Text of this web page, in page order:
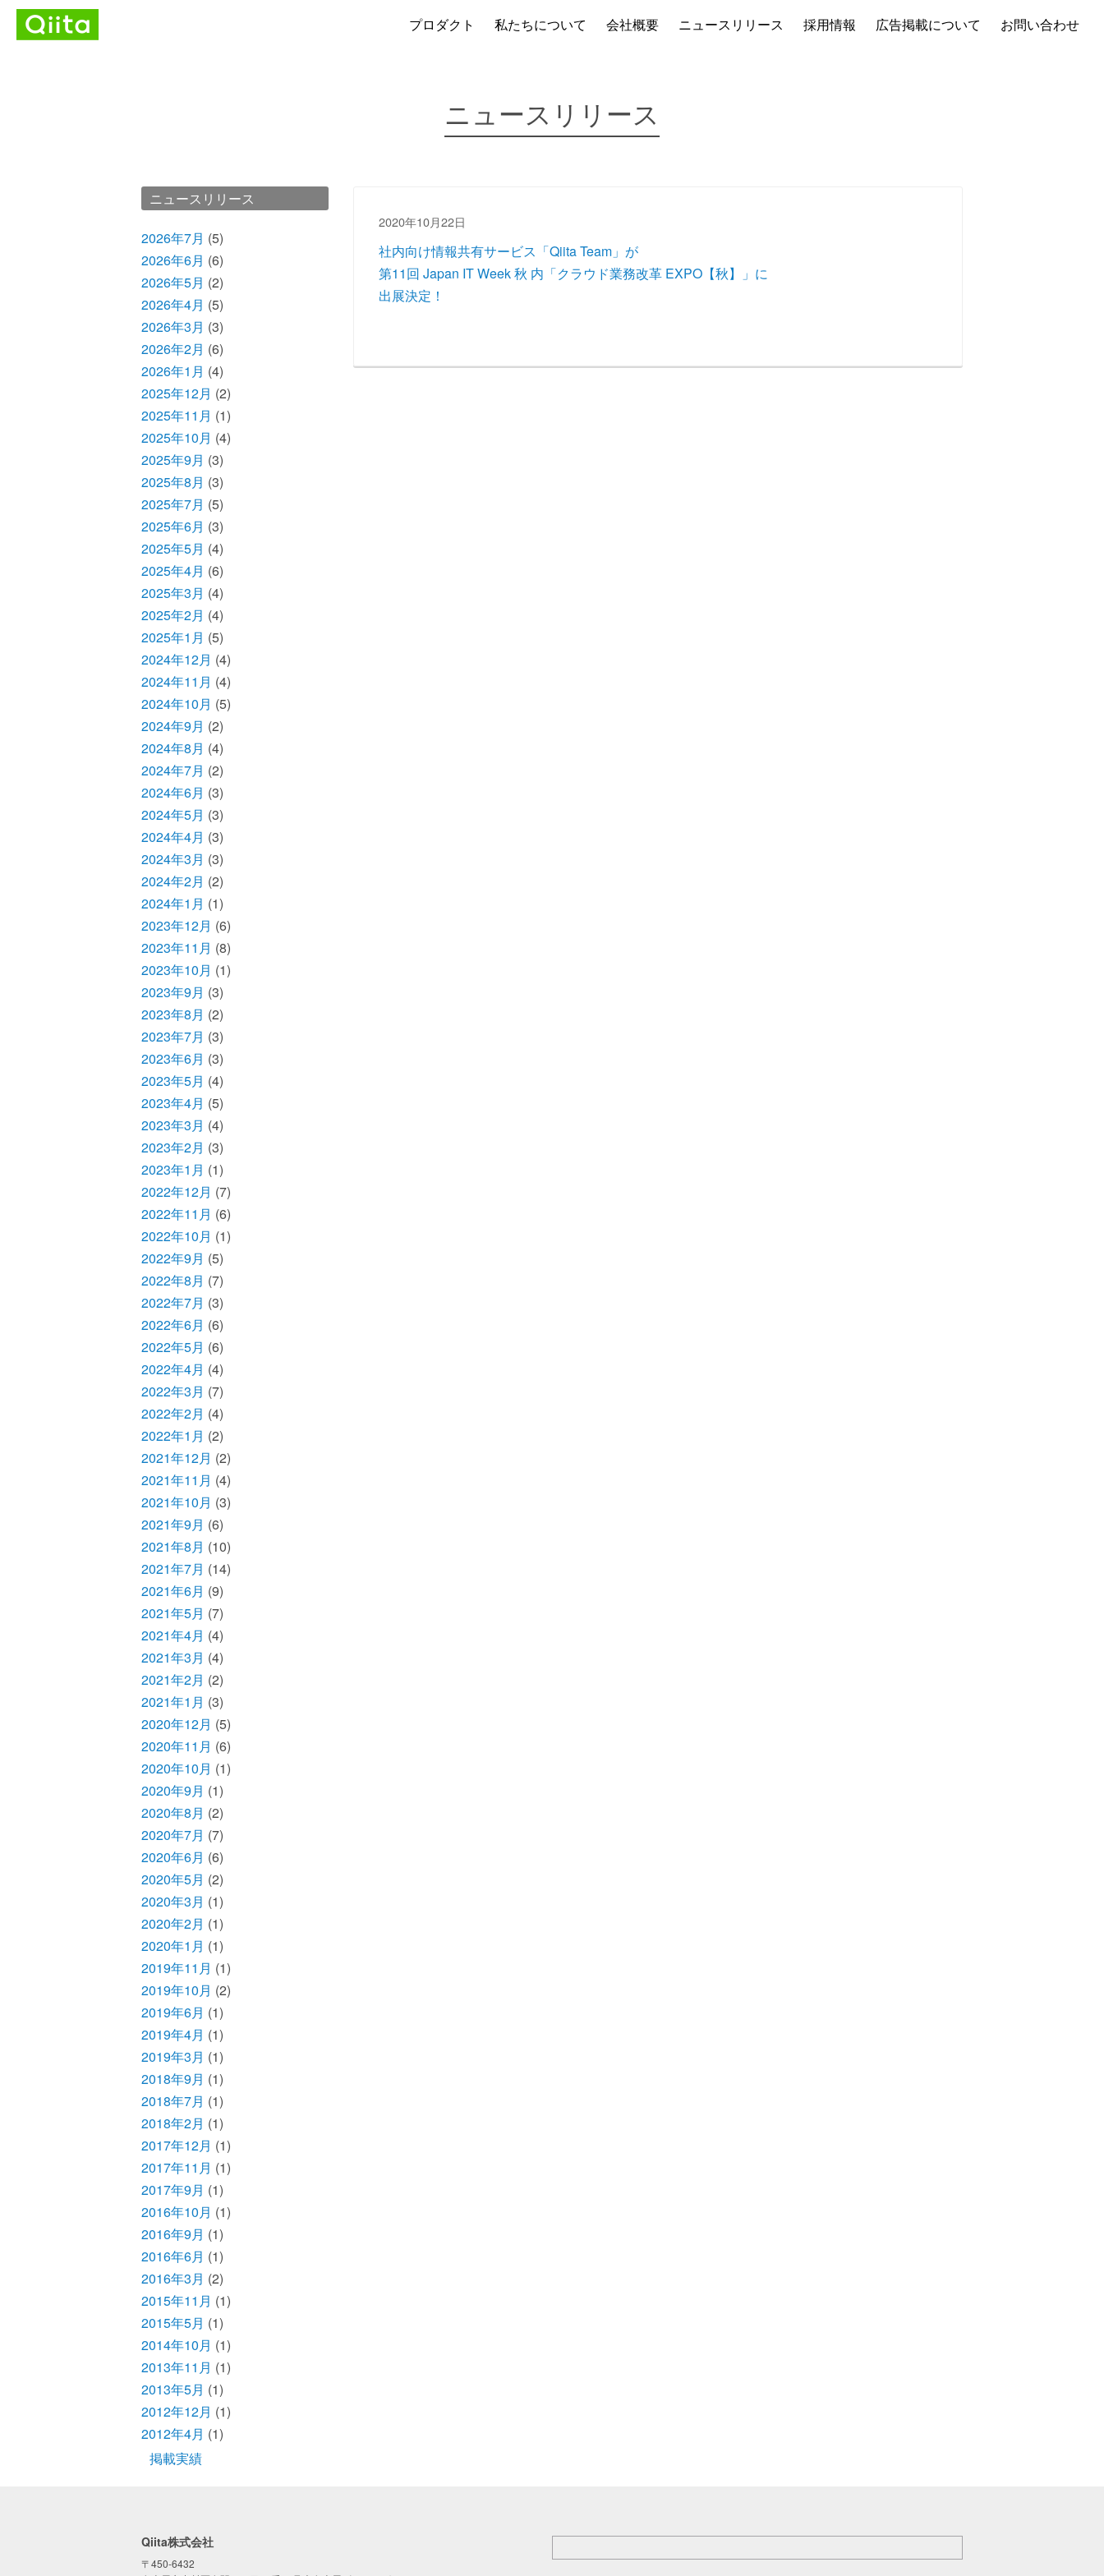
プロダクト 私たちについて 会社概要 ニュースリリース 採用情報 広告掲載について お問い合わせ
ニュースリリース
ニュースリリース
2026年7月 (5)
2026年6月 (6)
2026年5月 (2)
2026年4月 (5)
2026年3月 (3)
2026年2月 (6)
2026年1月 (4)
2025年12月 (2)
2025年11月 (1)
2025年10月 (4)
2025年9月 (3)
2025年8月 (3)
2025年7月 (5)
2025年6月 (3)
2025年5月 (4)
2025年4月 (6)
2025年3月 (4)
2025年2月 (4)
2025年1月 (5)
2024年12月 (4)
2024年11月 (4)
2024年10月 (5)
2024年9月 (2)
2024年8月 (4)
2024年7月 (2)
2024年6月 (3)
2024年5月 (3)
2024年4月 (3)
2024年3月 (3)
2024年2月 (2)
2024年1月 (1)
2023年12月 (6)
2023年11月 (8)
2023年10月 (1)
2023年9月 (3)
2023年8月 (2)
2023年7月 (3)
2023年6月 (3)
2023年5月 (4)
2023年4月 (5)
2023年3月 (4)
2023年2月 (3)
2023年1月 (1)
2022年12月 (7)
2022年11月 (6)
2022年10月 (1)
2022年9月 (5)
2022年8月 (7)
2022年7月 (3)
2022年6月 (6)
2022年5月 (6)
2022年4月 (4)
2022年3月 (7)
2022年2月 (4)
2022年1月 (2)
2021年12月 (2)
2021年11月 (4)
2021年10月 (3)
2021年9月 (6)
2021年8月 (10)
2021年7月 (14)
2021年6月 (9)
2021年5月 (7)
2021年4月 (4)
2021年3月 (4)
2021年2月 (2)
2021年1月 (3)
2020年12月 (5)
2020年11月 (6)
2020年10月 (1)
2020年9月 (1)
2020年8月 (2)
2020年7月 (7)
2020年6月 (6)
2020年5月 (2)
2020年3月 (1)
2020年2月 (1)
2020年1月 (1)
2019年11月 (1)
2019年10月 (2)
2019年6月 (1)
2019年4月 (1)
2019年3月 (1)
2018年9月 (1)
2018年7月 (1)
2018年2月 (1)
2017年12月 (1)
2017年11月 (1)
2017年9月 (1)
2016年10月 (1)
2016年9月 (1)
2016年6月 (1)
2016年3月 (2)
2015年11月 (1)
2015年5月 (1)
2014年10月 (1)
2013年11月 (1)
2013年5月 (1)
2012年12月 (1)
2012年4月 (1)
掲載実績
2020年10月22日
社内向け情報共有サービス「Qiita Team」が
第11回 Japan IT Week 秋 内「クラウド業務改革 EXPO【秋】」に
出展決定！
Qiita株式会社
〒450-6432